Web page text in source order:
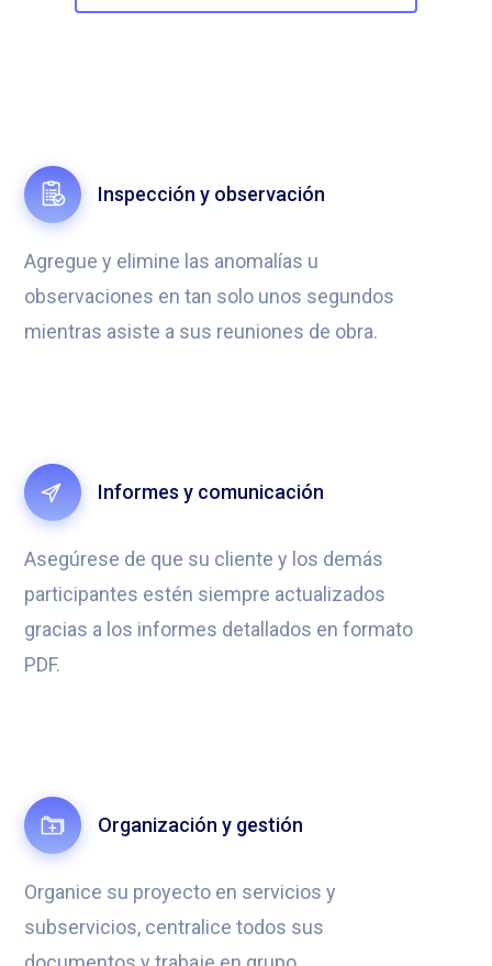
Inspección y observación
Agregue y elimine las anomalías u
observaciones en tan solo unos segundos
mientras asiste a sus reuniones de obra.
Informes y comunicación
Asegúrese de que su cliente y los demás
participantes estén siempre actualizados
gracias a los informes detallados en formato
PDF.
Organización y gestión
Organice su proyecto en servicios y
subservicios, centralice todos sus